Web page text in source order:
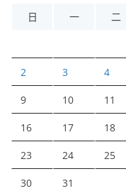
日
一 二
2 3 4
9 10 11
16 17 18
23 24 25
30 31